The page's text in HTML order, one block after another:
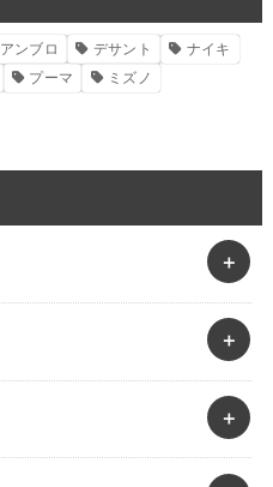
アンブロ デサント
ナイキ
プーマ
ミズノ